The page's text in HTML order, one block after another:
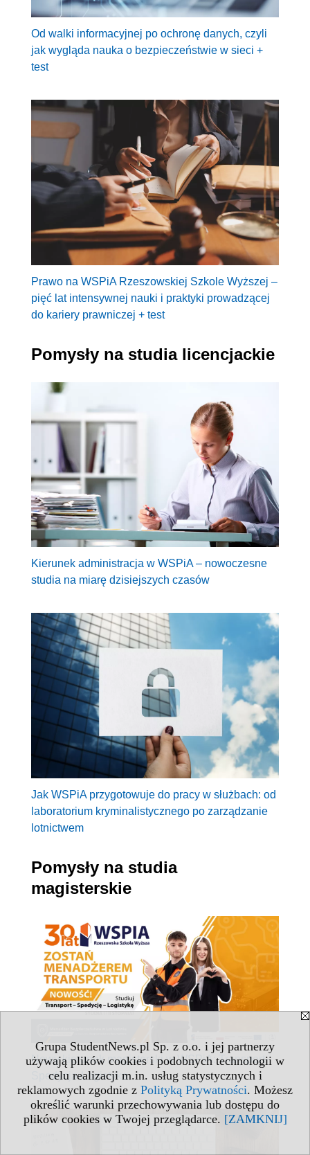
Grupa StudentNews.pl Sp. z o.o. i jej partnerzy
używają plików cookies i podobnych technologii w
celu realizacji m.in. usług statystycznych i
reklamowych zgodnie z Polityką Prywatności. Możesz
określić warunki przechowywania lub dostępu do
plików cookies w Twojej przeglądarce. [ZAMKNIJ]
Od walki informacyjnej po ochronę danych, czyli
jak wygląda nauka o bezpieczeństwie w sieci +
test
Prawo na WSPiA Rzeszowskiej Szkole Wyższej –
pięć lat intensywnej nauki i praktyki prowadzącej
do kariery prawniczej + test
Pomysły na studia licencjackie
Kierunek administracja w WSPiA – nowoczesne
studia na miarę dzisiejszych czasów
Jak WSPiA przygotowuje do pracy w służbach: od
laboratorium kryminalistycznego po zarządzanie
lotnictwem
Pomysły na studia
magisterskie
Nowy kierunek magisterski w WSPiA: Transport-
Spedycja-Logistyka